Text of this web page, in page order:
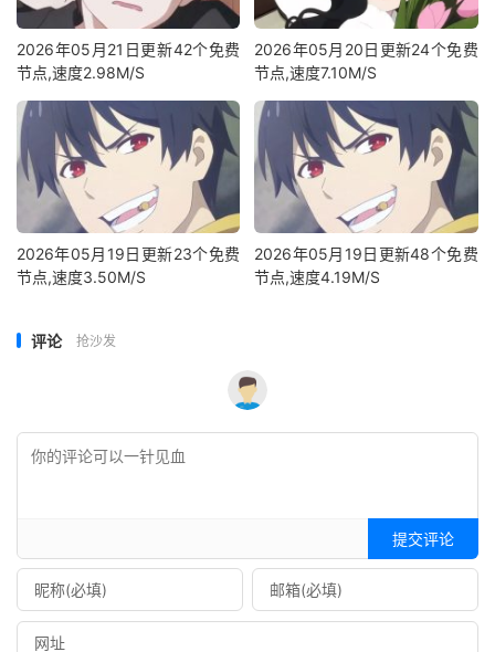
2026年05月21日更新42个免费
节点,速度2.98M/S
2026年05月20日更新24个免费
节点,速度7.10M/S
2026年05月19日更新23个免费
节点,速度3.50M/S
2026年05月19日更新48个免费
节点,速度4.19M/S
评论 抢沙发
提交评论